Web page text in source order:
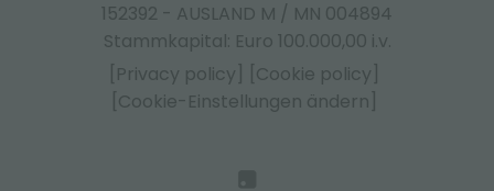
152392 - AUSLAND M / MN 004894
Stammkapital: Euro 100.000,00 i.v.
[Privacy policy]
[Cookie policy]
[Cookie-Einstellungen ändern]